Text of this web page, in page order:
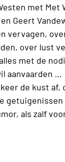
met Met
Geert
vervagen,
over lust
met de
aanvaarden …
de kust af,
als zalf